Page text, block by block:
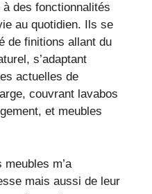
à des fonctionnalités
au quotidien. Ils se
de finitions allant du
s’adaptant
actuelles de
couvrant lavabos
et meubles
m’a
mais aussi de leur